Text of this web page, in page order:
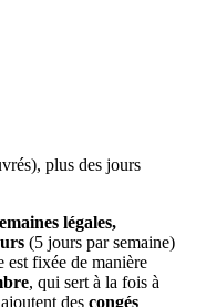
plus des jours
légales,
(5 jours par semaine)
est fixée de manière
, qui sert à la fois à
des congés